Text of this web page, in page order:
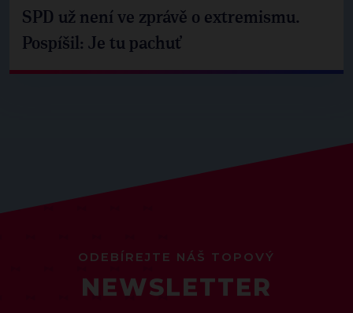
SPD už není ve zprávě o extremismu.
Pospíšil: Je tu pachuť
ODEBÍREJTE NÁŠ TOPOVÝ
NEWSLETTER